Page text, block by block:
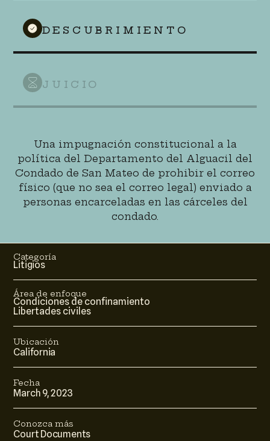
DESCUBRIMIENTO
JUICIO
Una impugnación constitucional a la
política del Departamento del Alguacil del
Condado de San Mateo de prohibir el correo
físico (que no sea el correo legal) enviado a
personas encarceladas en las cárceles del
condado.
Categoría
Litigios
Área de enfoque
Condiciones de confinamiento
Libertades civiles
Ubicación
California
Fecha
March 9, 2023
Conozca más
Court Documents